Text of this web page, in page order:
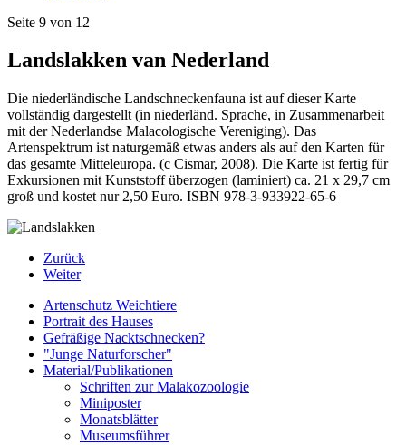
Seite 9 von 12
Landslakken van Nederland
Die niederländische Landschneckenfauna ist auf dieser Karte
vollständig dargestellt (in niederländ. Sprache, in Zusammenarbeit
mit der Nederlandse Malacologische Vereniging). Das
Artenspektrum ist naturgemäß etwas anders als auf den Karten für
das gesamte Mitteleuropa. (c Cismar, 2008). Die Karte ist fertig für
Exkursionen mit Kunststoff überzogen (laminiert) ca. 21 x 29,7 cm
groß und kostet nur 2,50 Euro. ISBN 978-3-933922-65-6
Zurück
Weiter
Artenschutz Weichtiere
Portrait des Hauses
Gefräßige Nacktschnecken?
"Junge Naturforscher"
Material/Publikationen
Schriften zur Malakozoologie
Miniposter
Monatsblätter
Museumsführer